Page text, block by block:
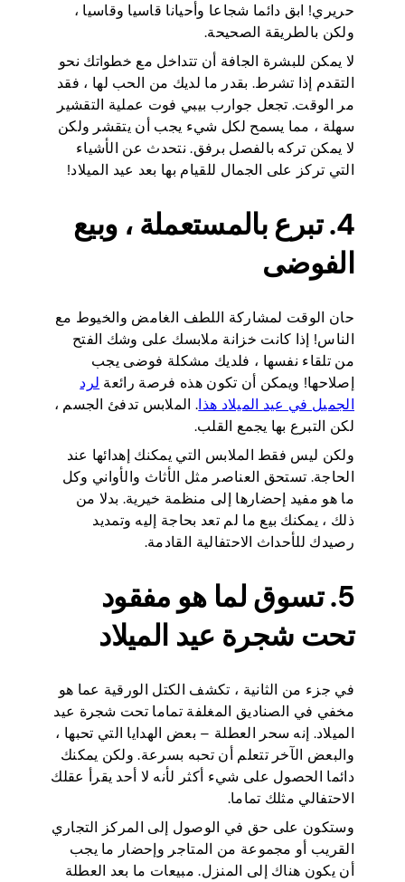
حريري! ابق دائما شجاعا وأحيانا قاسيا وقاسيا ،
ولكن بالطريقة الصحيحة.
لا يمكن للبشرة الجافة أن تتداخل مع خطواتك نحو
التقدم إذا تشرط. بقدر ما لديك من الحب لها ، فقد
مر الوقت. تجعل جوارب بيبي فوت عملية التقشير
سهلة ، مما يسمح لكل شيء يجب أن يتقشر ولكن
لا يمكن تركه بالفصل برفق. نتحدث عن الأشياء
التي تركز على الجمال للقيام بها بعد عيد الميلاد!
4. تبرع بالمستعملة ، وبيع
الفوضى
حان الوقت لمشاركة اللطف الغامض والخيوط مع
الناس! إذا كانت خزانة ملابسك على وشك الفتح
من تلقاء نفسها ، فلديك مشكلة فوضى يجب
إصلاحها! ويمكن أن تكون هذه فرصة رائعة لرد
الجميل في عيد الميلاد هذا. الملابس تدفئ الجسم ،
لكن التبرع بها يجمع القلب.
ولكن ليس فقط الملابس التي يمكنك إهدائها عند
الحاجة. تستحق العناصر مثل الأثاث والأواني وكل
ما هو مفيد إحضارها إلى منظمة خيرية. بدلا من
ذلك ، يمكنك بيع ما لم تعد بحاجة إليه وتمديد
رصيدك للأحداث الاحتفالية القادمة.
5. تسوق لما هو مفقود
تحت شجرة عيد الميلاد
في جزء من الثانية ، تكشف الكتل الورقية عما هو
مخفي في الصناديق المغلفة تماما تحت شجرة عيد
الميلاد. إنه سحر العطلة – بعض الهدايا التي تحبها ،
والبعض الآخر تتعلم أن تحبه بسرعة. ولكن يمكنك
دائما الحصول على شيء أكثر لأنه لا أحد يقرأ عقلك
الاحتفالي مثلك تماما.
وستكون على حق في الوصول إلى المركز التجاري
القريب أو مجموعة من المتاجر وإحضار ما يجب
أن يكون هناك إلى المنزل. مبيعات ما بعد العطلة